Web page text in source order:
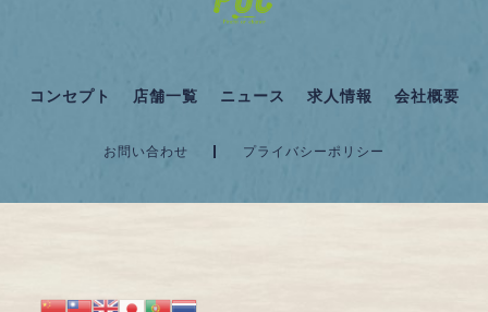
コンセプト 店舗一覧 ニュース 求人情報 会社概要
お問い合わせ プライバシーポリシー